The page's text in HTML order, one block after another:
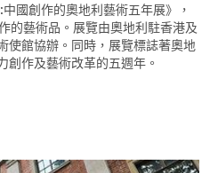
國創作的奧地利藝術五年展》，
的藝術品。展覽由奧地利駐香港及
使館協辦。同時，展覽標誌著奧地
創作及藝術改革的五週年。